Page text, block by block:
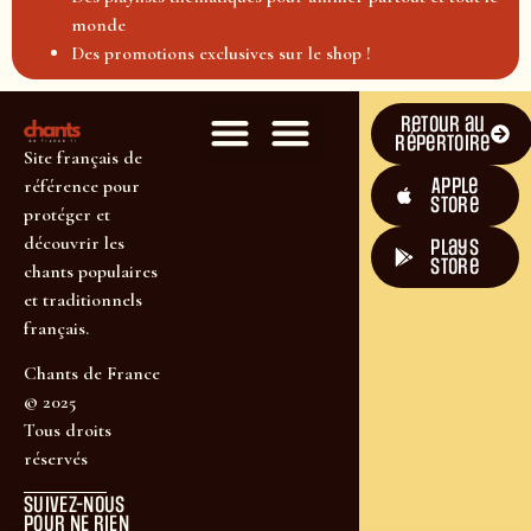
monde
Des promotions exclusives sur le shop !
Site français de
référence pour
protéger et
découvrir les
chants populaires
et traditionnels
français.
Chants de France
© 2025
Tous droits
réservés
SUIVEZ-NOUS
POUR NE RIEN
Retour au
répertoire
Apple
Store
plays
store